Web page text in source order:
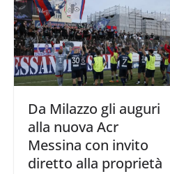
Da Milazzo gli auguri
alla nuova Acr
Messina con invito
diretto alla proprietà